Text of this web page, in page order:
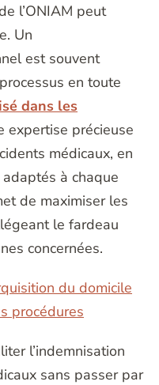
l’ONIAM peut
Un
est souvent
en toute
dans les
expertise précieuse
médicaux, en
à chaque
de maximiser les
le fardeau
concernées.
du domicile
procédures
l’indemnisation
sans passer par